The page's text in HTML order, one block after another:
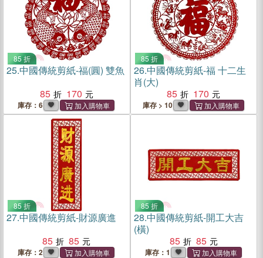
85 折
25.中國傳統剪紙-福(圓) 雙魚
85
170
庫存：6
85 折
26.中國傳統剪紙-福 十二生
肖(大)
85
170
庫存 > 10
85 折
27.中國傳統剪紙-財源廣進
85
85
庫存：2
85 折
28.中國傳統剪紙-開工大吉
(橫)
85
85
庫存：1